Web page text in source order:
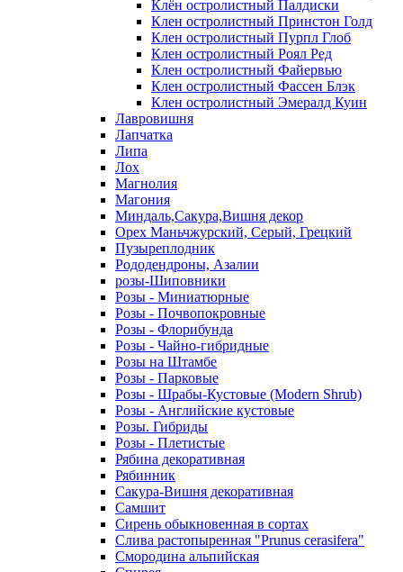
Клён остролистный Палдиски
Клен остролистный Принстoн Голд
Клен остролистный Пурпл Глоб
Клен остролистный Роял Ред
Клен остролистный Файервью
Клен остролистный Фассен Блэк
Клен остролистный Эмералд Куин
Лавровишня
Лапчатка
Липа
Лох
Магнолия
Магония
Миндаль,Сакура,Вишня декор
Орех Маньчжурский, Серый, Грецкий
Пузыреплодник
Рододендроны, Азалии
розы-Шиповники
Розы - Миниатюрные
Розы - Почвопокровные
Розы - Флорибунда
Розы - Чайно-гибридные
Розы на Штамбе
Розы - Парковые
Розы - Шрабы-Кустовые (Modern Shrub)
Розы - Английские кустовые
Розы. Гибриды
Розы - Плетистые
Рябина декоративная
Рябинник
Сакура-Вишня декоративная
Самшит
Сирень обыкновенная в сортах
Слива растопыренная "Prunus cerasifera"
Смородина альпийская